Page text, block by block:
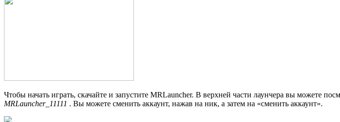
Чтобы начать играть, скачайте и запустите MRLauncher. В верхней части лаунчера вы можете
MRLauncher_11111 . Вы можете сменить аккаунт, нажав на ник, а затем на «сменить аккаунт».